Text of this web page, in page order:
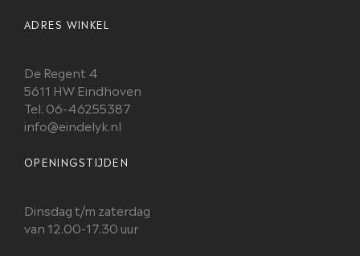
ADRES WINKEL
De Regent 4
5611 HW Eindhoven
Tel. 06-46255387
info@eindelyk.nl
OPENINGSTIJDEN
Dinsdag t/m zaterdag
van 12.00-17.30 uur